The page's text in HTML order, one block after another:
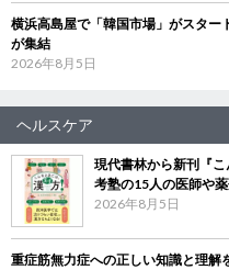
横浜高島屋で「韓国市場」がスタ
が集結
2026年8月5日
ヘルスケア
現代書林から新刊『
考塾の15人の医師や
2026年8月5日
重症筋無力症への正しい知識と理